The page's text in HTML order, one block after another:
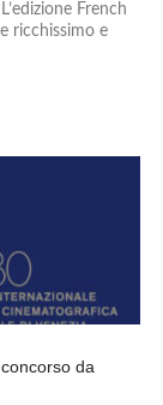
French
ricchissimo e
da